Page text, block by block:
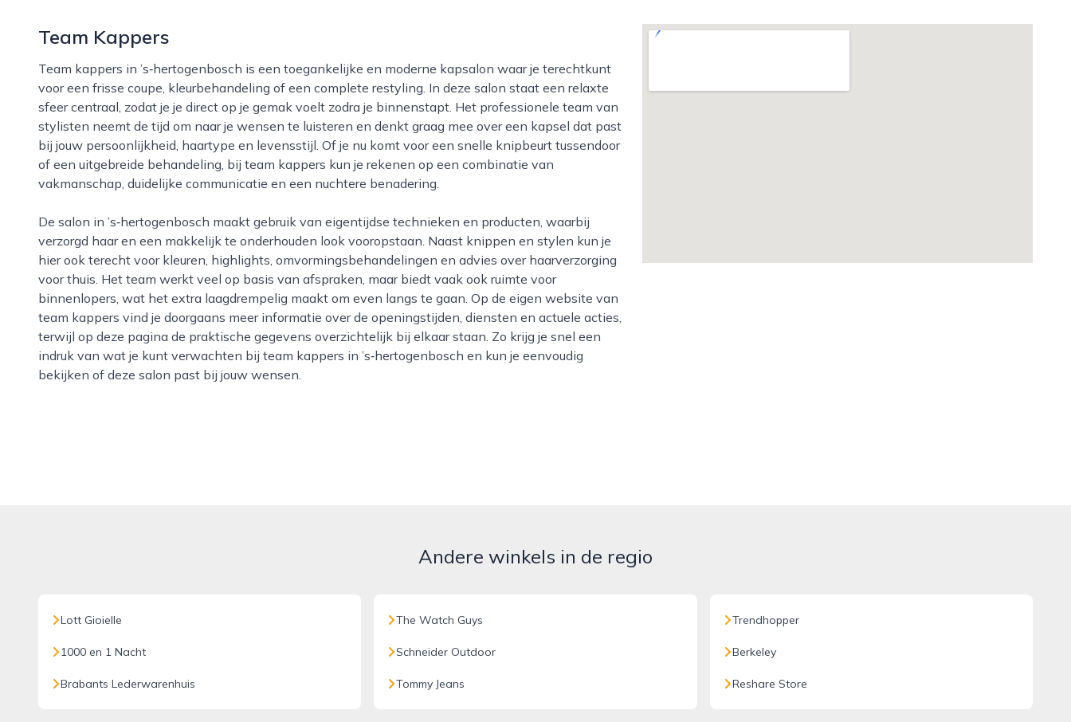
Team Kappers
Team kappers in ’s‑hertogenbosch is een toegankelijke en moderne kapsalon waar je terechtkunt
voor een frisse coupe, kleurbehandeling of een complete restyling. In deze salon staat een relaxte
sfeer centraal, zodat je je direct op je gemak voelt zodra je binnenstapt. Het professionele team van
stylisten neemt de tijd om naar je wensen te luisteren en denkt graag mee over een kapsel dat past
bij jouw persoonlijkheid, haartype en levensstijl. Of je nu komt voor een snelle knipbeurt tussendoor
of een uitgebreide behandeling, bij team kappers kun je rekenen op een combinatie van
vakmanschap, duidelijke communicatie en een nuchtere benadering.
De salon in ’s‑hertogenbosch maakt gebruik van eigentijdse technieken en producten, waarbij
verzorgd haar en een makkelijk te onderhouden look vooropstaan. Naast knippen en stylen kun je
hier ook terecht voor kleuren, highlights, omvormingsbehandelingen en advies over haarverzorging
voor thuis. Het team werkt veel op basis van afspraken, maar biedt vaak ook ruimte voor
binnenlopers, wat het extra laagdrempelig maakt om even langs te gaan. Op de eigen website van
team kappers vind je doorgaans meer informatie over de openingstijden, diensten en actuele acties,
terwijl op deze pagina de praktische gegevens overzichtelijk bij elkaar staan. Zo krijg je snel een
indruk van wat je kunt verwachten bij team kappers in ’s‑hertogenbosch en kun je eenvoudig
bekijken of deze salon past bij jouw wensen.
Andere winkels in de regio
Lott Gioielle
1000 en 1 Nacht
Brabants Lederwarenhuis
The Watch Guys
Schneider Outdoor
Tommy Jeans
Trendhopper
Berkeley
Reshare Store